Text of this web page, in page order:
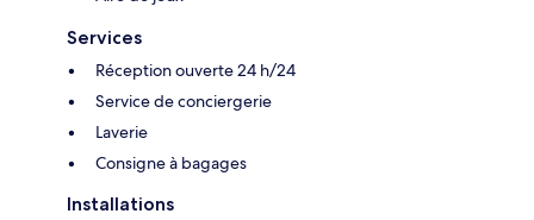
Services
Réception ouverte 24 h/24
Service de conciergerie
Laverie
Consigne à bagages
Installations